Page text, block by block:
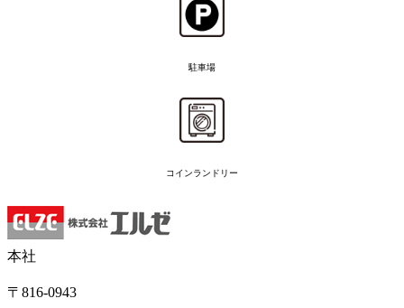
駐車場
コインランドリー
本社
〒816-0943